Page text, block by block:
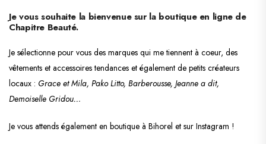
Je vous souhaite la bienvenue sur la boutique en ligne de
Chapitre Beauté.
Je sélectionne pour vous des marques qui me tiennent à coeur, des
vêtements et accessoires tendances et également de petits créateurs
locaux : Grace et Mila, Pako Litto, Barberousse, Jeanne a dit,
Demoiselle Gridou…
Je vous attends également en boutique à Bihorel et sur Instagram !